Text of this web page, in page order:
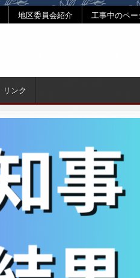
地区委員会紹介 工事中のペー
リンク